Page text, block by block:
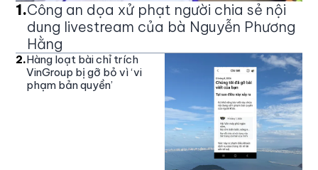
1.Công an dọa xử phạt người chia sẻ nội
dung livestream của bà Nguyễn Phương
Hằng
2.Hàng loạt bài chỉ trích
VinGroup bị gỡ bỏ vì ‘vi
phạm bản quyền’